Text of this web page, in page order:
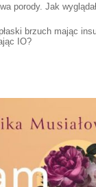
porody. Jak
brzuch mając
IO?